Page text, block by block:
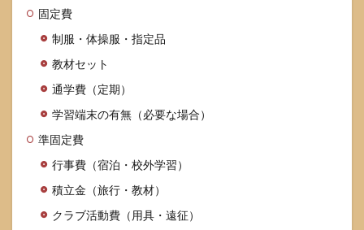
金持
ちし
かい
ない
すか
9.2
学費
はど
のく
かか
すか
固定費
制服・体操服・指定品
教材セット
通学費（定期）
学習端末の有無（必要な場合）
準固定費
行事費（宿泊・校外学習）
積立金（旅行・教材）
クラブ活動費（用具・遠征）